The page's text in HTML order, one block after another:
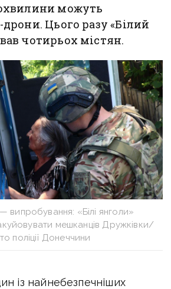
можуть
дрони. Цього разу «Білий
чотирьох містян.
випробування: «Білі янголи»
мешканців Дружківки/
поліції Донеччини
із найнебезпечніших